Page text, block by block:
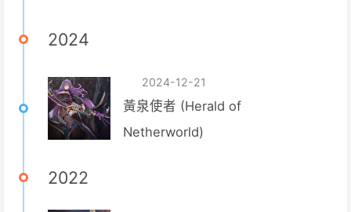
2024
2024-12-21
黃泉使者 (Herald of
Netherworld)
2022